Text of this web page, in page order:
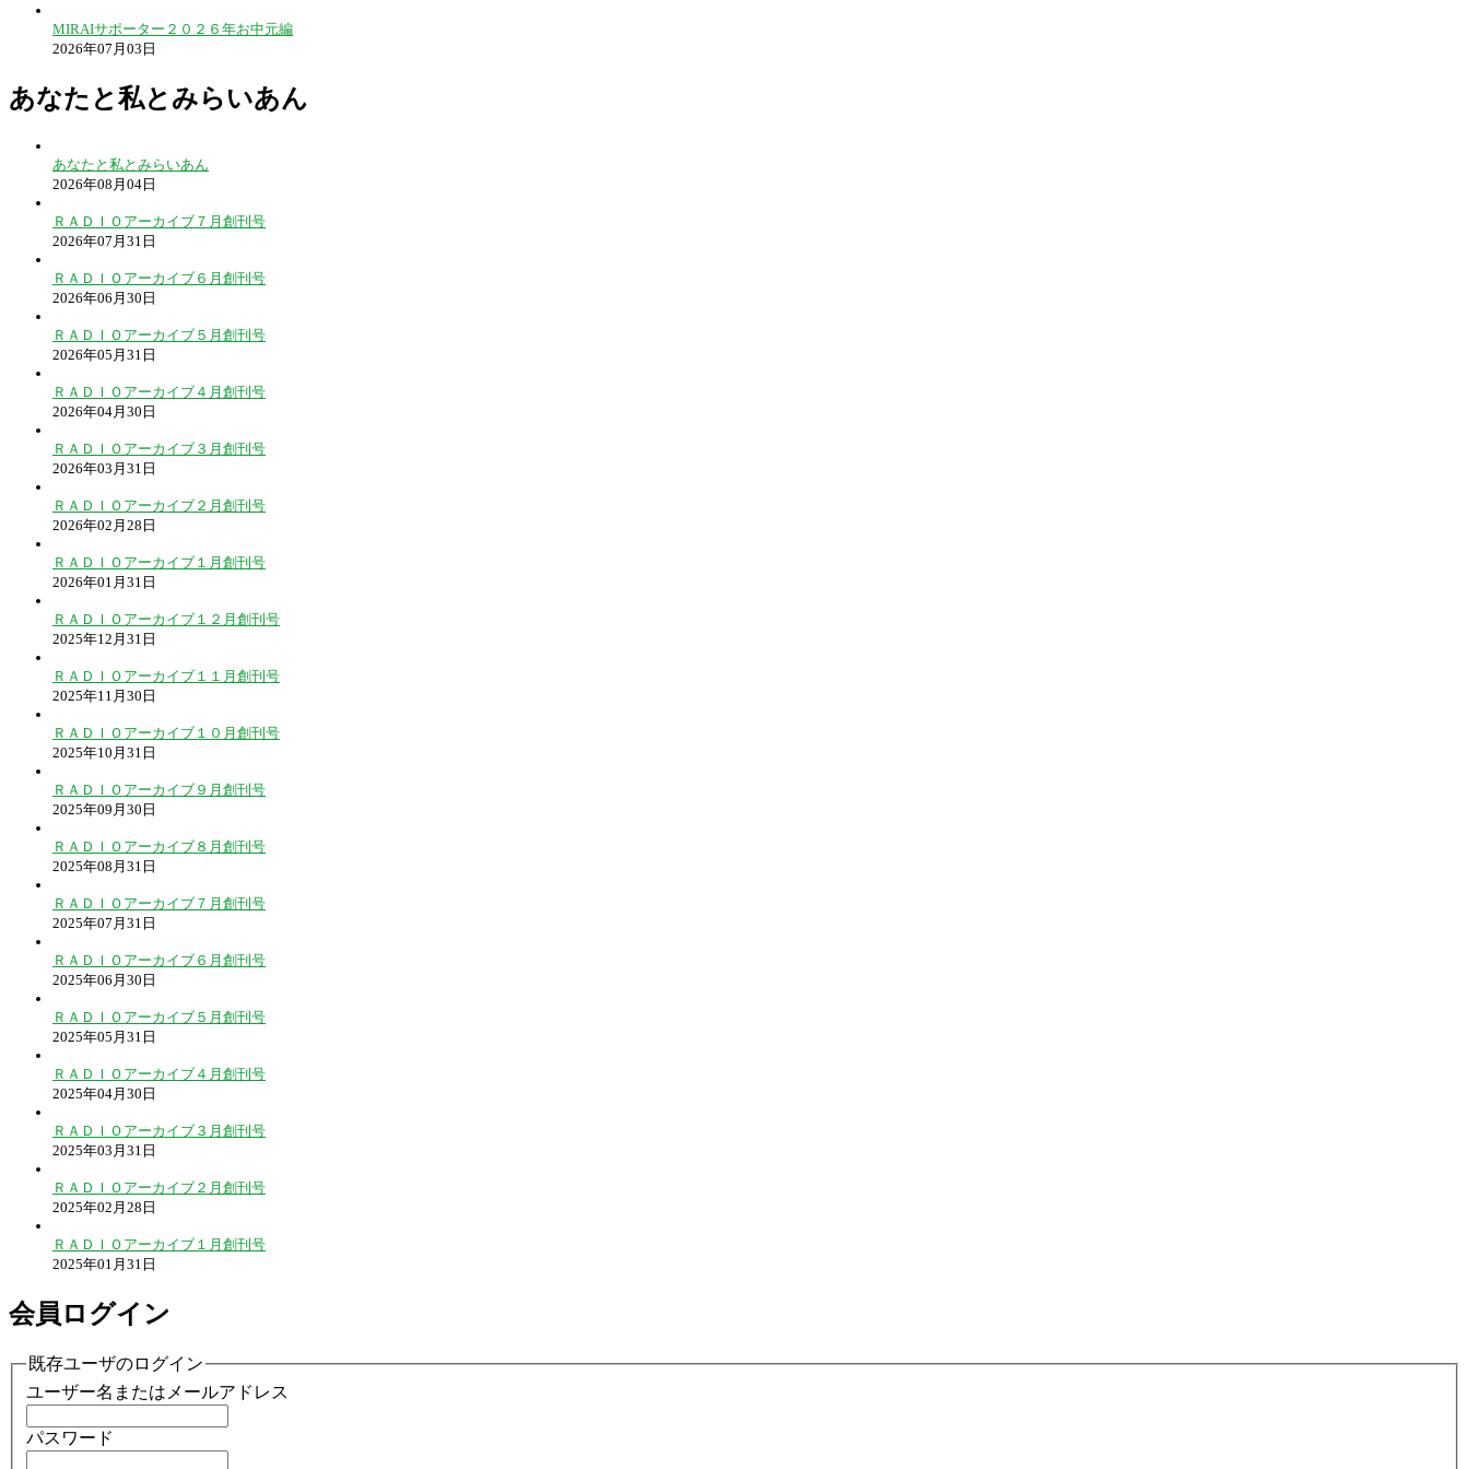
MIRAIサポーター２０２６年お中元編
2026年07月03日
あなたと私とみらいあん
あなたと私とみらいあん
2026年08月04日
ＲＡＤＩＯアーカイブ７月創刊号
2026年07月31日
ＲＡＤＩＯアーカイブ６月創刊号
2026年06月30日
ＲＡＤＩＯアーカイブ５月創刊号
2026年05月31日
ＲＡＤＩＯアーカイブ４月創刊号
2026年04月30日
ＲＡＤＩＯアーカイブ３月創刊号
2026年03月31日
ＲＡＤＩＯアーカイブ２月創刊号
2026年02月28日
ＲＡＤＩＯアーカイブ１月創刊号
2026年01月31日
ＲＡＤＩＯアーカイブ１２月創刊号
2025年12月31日
ＲＡＤＩＯアーカイブ１１月創刊号
2025年11月30日
ＲＡＤＩＯアーカイブ１０月創刊号
2025年10月31日
ＲＡＤＩＯアーカイブ９月創刊号
2025年09月30日
ＲＡＤＩＯアーカイブ８月創刊号
2025年08月31日
ＲＡＤＩＯアーカイブ７月創刊号
2025年07月31日
ＲＡＤＩＯアーカイブ６月創刊号
2025年06月30日
ＲＡＤＩＯアーカイブ５月創刊号
2025年05月31日
ＲＡＤＩＯアーカイブ４月創刊号
2025年04月30日
ＲＡＤＩＯアーカイブ３月創刊号
2025年03月31日
ＲＡＤＩＯアーカイブ２月創刊号
2025年02月28日
ＲＡＤＩＯアーカイブ１月創刊号
2025年01月31日
会員ログイン
既存ユーザのログイン
ユーザー名またはメールアドレス
パスワード